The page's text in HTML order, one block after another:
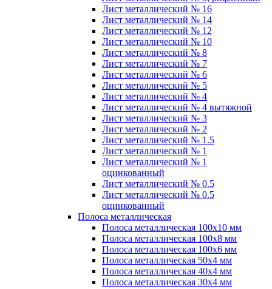
Лист металлический № 16
Лист металлический № 14
Лист металлический № 12
Лист металлический № 10
Лист металлический № 8
Лист металлический № 7
Лист металлический № 6
Лист металлический № 5
Лист металлический № 4
Лист металлический № 4 вытяжной
Лист металлический № 3
Лист металлический № 2
Лист металлический № 1.5
Лист металлический № 1
Лист металлический № 1
оцинкованный
Лист металлический № 0.5
Лист металлический № 0.5
оцинкованный
Полоса металлическая
Полоса металлическая 100х10 мм
Полоса металлическая 100х8 мм
Полоса металлическая 100х6 мм
Полоса металлическая 50х4 мм
Полоса металлическая 40х4 мм
Полоса металлическая 30х4 мм